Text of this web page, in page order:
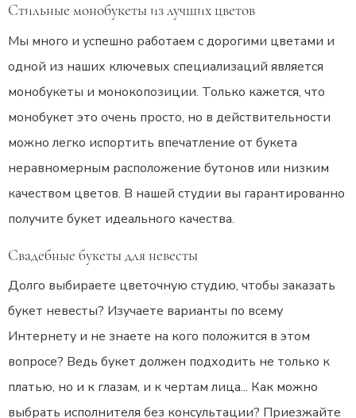
Стильные монобукеты из лучших цветов
Мы много и успешно работаем с дорогими цветами и
одной из наших ключевых специализаций является
монобукеты и монокопозиции. Только кажется, что
монобукет это очень просто, но в действительности
можно легко испортить впечатление от букета
неравномерным расположение бутонов или низким
качеством цветов. В нашей студии вы гарантированно
получите букет идеального качества.
Свадебные букеты для невесты
Долго выбираете цветочную студию, чтобы заказать
букет невесты? Изучаете варианты по всему
Интернету и не знаете на кого положится в этом
вопросе? Ведь букет должен подходить не только к
платью, но и к глазам, и к чертам лица... Как можно
выбрать исполнителя без консультации? Приезжайте